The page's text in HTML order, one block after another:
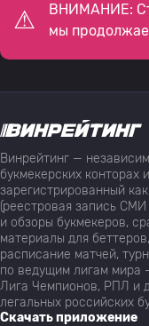
ВНИМАНИЕ:
мы
Винрейтинг —
букмекерских конторах
зарегистрированный
(реестровая запись
и обзоры букмекеров,
материалы для
расписание матчей,
по ведущим лигам мира
Лига Чемпионов, РПЛ и
легальных российских
Скачать приложение